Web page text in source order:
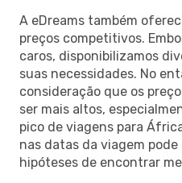
A eDreams também
preços competitivos.
caros, disponibilizamos
suas necessidades. No
consideração que os
ser mais altos,
pico de viagens para
nas datas da viagem
hipóteses de encontrar